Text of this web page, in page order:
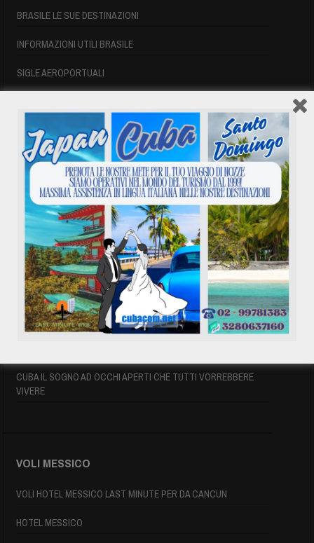
BRASILE LE SUE DESTINAZIONI
INFORMAZIONI UTILI BRASILE
SIGLE AEROPORTUALI
VOLI CUBA
VOLI CUBA
VOLI CUBA LAST MINUTE
VOLI DI LINEA CUBA
AFFITTO CASE A PLAYA DEL ESTE
ASSICURAZIONE E VISTO CUBA
INFORMAZIONI UTILI
CUBA IL SOGNO AD OCCHI APERTI CHE TUTTI VORREBBERE
VIVERE
VOLI MESSICO
VOLI HOTEL MESSICO LAST MINUTE PER DA CANCUN
HOTEL MESSICO